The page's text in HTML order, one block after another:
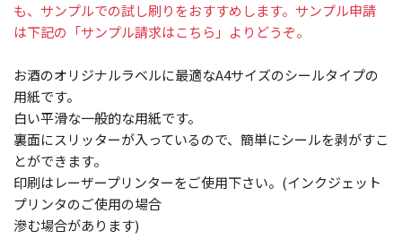
も、サンプルでの試し刷りをおすすめします。サンプル申請
は下記の「サンプル請求はこちら」よりどうぞ。
お酒のオリジナルラベルに最適なA4サイズのシールタイプの
用紙です。
白い平滑な一般的な用紙です。
裏面にスリッターが入っているので、簡単にシールを剥がすこ
とができます。
印刷はレーザープリンターをご使用下さい。(インクジェット
プリンタのご使用の場合
滲む場合があります)